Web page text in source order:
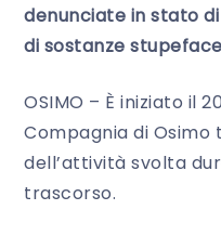
denunciate in stato
di sostanze
OSIMO – È iniziato il
Compagnia di
dell’attività svolta
trascorso.